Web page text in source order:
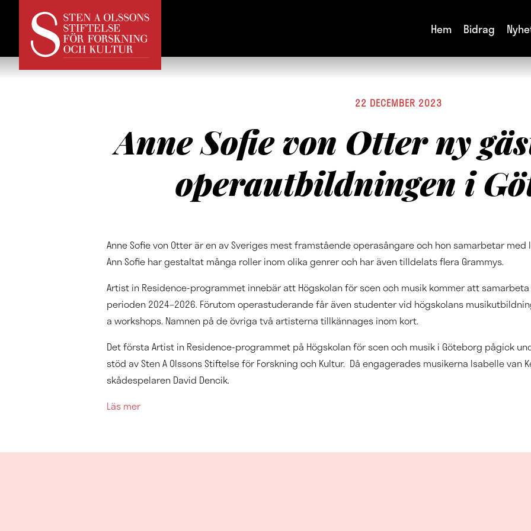
Hem Bidrag
22 DECEMBER 2023
Anne Sofie von Otter ny
operautbildningen i
Anne Sofie von Otter är en av Sveriges mest framstående operasångare och hon samarbetar
Ann Sofie har gestaltat många roller inom olika genrer och har även tilldelats flera Grammys.
Artist in Residence-programmet innebär att Högskolan för scen och musik kommer att
perioden 2024–2026. Förutom operastuderande får även studenter vid högskolans
a workshops. Namnen på de övriga två artisterna tillkännages inom kort.
Det första Artist in Residence-programmet på Högskolan för scen och musik i Göteborg pågick
stöd av Sten A Olssons Stiftelse för Forskning och Kultur. Då engagerades musikerna Isabelle van
skådespelaren David Dencik.
Läs mer